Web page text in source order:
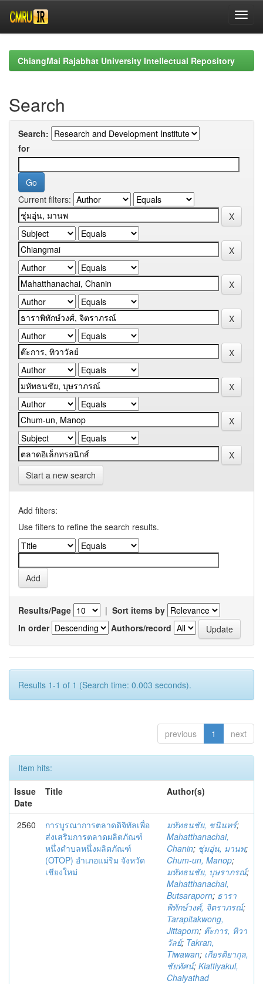
navigationChiangMai Rajabhat University Intellectual Repository
Search
Search:
for
Current filters:
Start a new search
Add filters:
Use filters to refine the search results.
Results/Page | Sort items by
In order
Authors/record
Results 1-1 of 1 (Search time: 0.003 seconds).
previous 1 next
Item hits:
Issue
Date
Title Author(s)
2560
การบูรณาการตลาดดิจิทัลเพื่อ
ส่งเสริมการตลาดผลิตภัณฑ์
หนึ่งตำบลหนึ่งผลิตภัณฑ์
(OTOP) อำเภอแม่ริม จังหวัด
เชียงใหม่
มหัทธนชัย, ชนินทร์;
Mahatthanachai,
Chanin; ชุ่มอุ่น, มานพ;
Chum-un, Manop;
มหัทธนชัย, บุษราภรณ์;
Mahatthanachai,
Butsaraporn; ธารา
พิทักษ์วงศ์, จิตราภรณ์;
Tarapitakwong,
Jittaporn; ต๊ะการ, ทิวา
วัลย์; Takran,
Tiwawan; เกียรติยากุล,
ชัยทัศน์; Kiattiyakul,
Chaiyathad